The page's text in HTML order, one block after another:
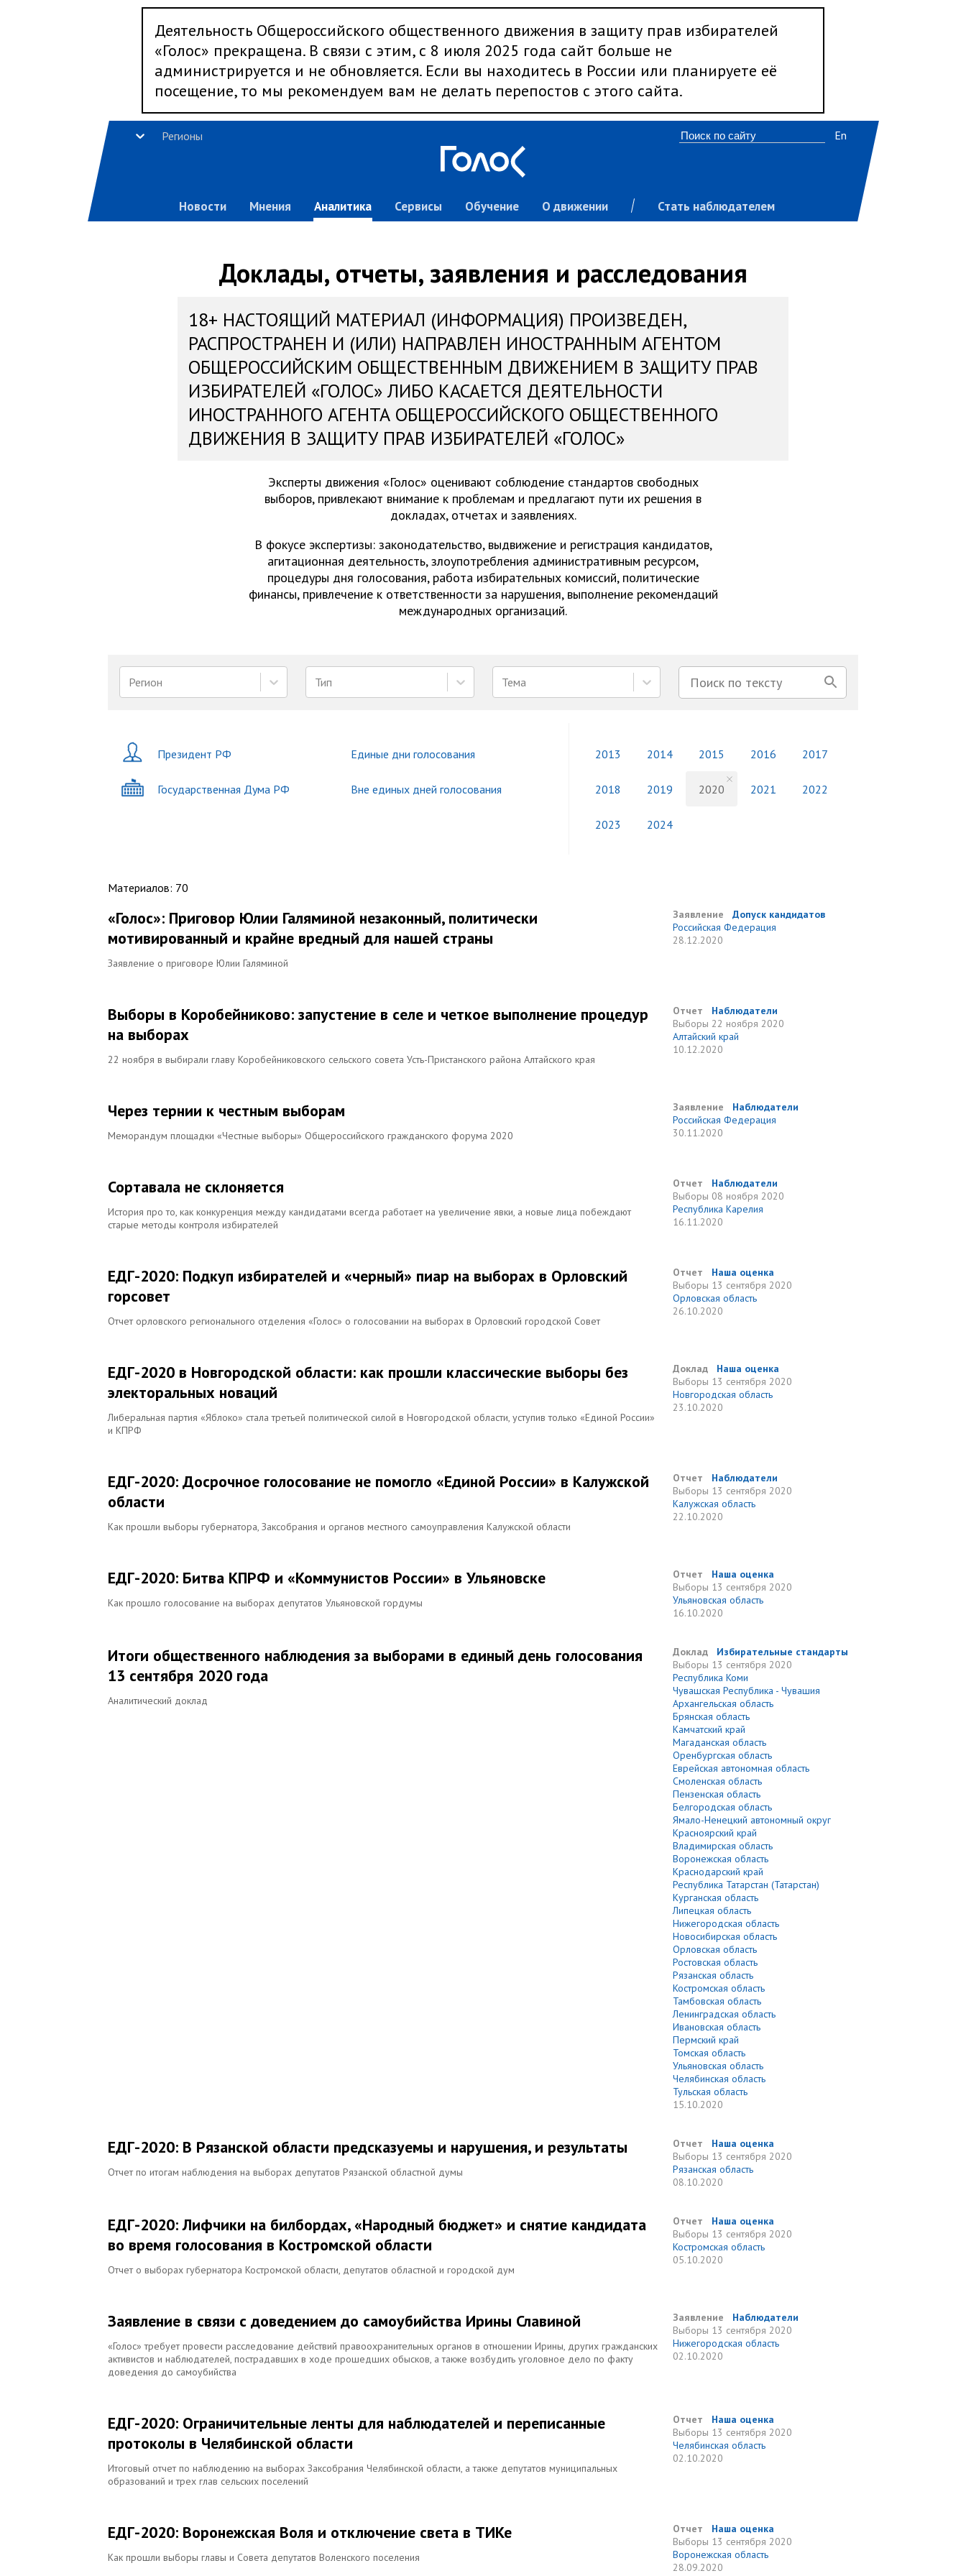
Деятельность Общероссийского общественного движения в защиту прав избирателей
«Голос» прекращена. В связи с этим, с 8 июля 2025 года сайт больше не
администрируется и не обновляется. Если вы находитесь в России или планируете её
посещение, то мы рекомендуем вам не делать перепостов с этого сайта.
Регионы
Новости Мнения Аналитика Сервисы Обучение О движении Стать наблюдателем
En
Доклады, отчеты, заявления и расследования
18+ НАСТОЯЩИЙ МАТЕРИАЛ (ИНФОРМАЦИЯ) ПРОИЗВЕДЕН,
РАСПРОСТРАНЕН И (ИЛИ) НАПРАВЛЕН ИНОСТРАННЫМ АГЕНТОМ
ОБЩЕРОССИЙСКИМ ОБЩЕСТВЕННЫМ ДВИЖЕНИЕМ В ЗАЩИТУ ПРАВ
ИЗБИРАТЕЛЕЙ «ГОЛОС» ЛИБО КАСАЕТСЯ ДЕЯТЕЛЬНОСТИ
ИНОСТРАННОГО АГЕНТА ОБЩЕРОССИЙСКОГО ОБЩЕСТВЕННОГО
ДВИЖЕНИЯ В ЗАЩИТУ ПРАВ ИЗБИРАТЕЛЕЙ «ГОЛОС»
Эксперты движения «Голос» оценивают соблюдение стандартов свободных
выборов, привлекают внимание к проблемам и предлагают пути их решения в
докладах, отчетах и заявлениях.
В фокусе экспертизы: законодательство, выдвижение и регистрация кандидатов,
агитационная деятельность, злоупотребления административным ресурсом,
процедуры дня голосования, работа избирательных комиссий, политические
финансы, привлечение к ответственности за нарушения, выполнение рекомендаций
международных организаций.
Регион Тип Тема
Президент РФ
Государственная Дума РФ
Единые дни голосования
Вне единых дней голосования
2013 2014 2015 2016 2017
2018 2019 2020 2021 2022
2023 2024
Материалов: 70
«Голос»: Приговор Юлии Галяминой незаконный, политически
мотивированный и крайне вредный для нашей страны
Заявление о приговоре Юлии Галяминой
Заявление
Допуск кандидатов
Российская Федерация
28.12.2020
Выборы в Коробейниково: запустение в селе и четкое выполнение процедур
на выборах
22 ноября в выбирали главу Коробейниковского сельского совета Усть-Пристанского района Алтайского края
Отчет
Наблюдатели
Выборы 22 ноября 2020
Алтайский край
10.12.2020
Через тернии к честным выборам
Меморандум площадки «Честные выборы» Общероссийского гражданского форума 2020
Заявление
Наблюдатели
Российская Федерация
30.11.2020
Сортавала не склоняется
История про то, как конкуренция между кандидатами всегда работает на увеличение явки, а новые лица побеждают
старые методы контроля избирателей
Отчет
Наблюдатели
Выборы 08 ноября 2020
Республика Карелия
16.11.2020
ЕДГ-2020: Подкуп избирателей и «черный» пиар на выборах в Орловский
горсовет
Отчет орловского регионального отделения «Голос» о голосовании на выборах в Орловский городской Совет
Отчет
Наша оценка
Выборы 13 сентября 2020
Орловская область
26.10.2020
ЕДГ-2020 в Новгородской области: как прошли классические выборы без
электоральных новаций
Либеральная партия «Яблоко» стала третьей политической силой в Новгородской области, уступив только «Единой России»
и КПРФ
Доклад
Наша оценка
Выборы 13 сентября 2020
Новгородская область
23.10.2020
ЕДГ-2020: Досрочное голосование не помогло «Единой России» в Калужской
области
Как прошли выборы губернатора, Заксобрания и органов местного самоуправления Калужской области
Отчет
Наблюдатели
Выборы 13 сентября 2020
Калужская область
22.10.2020
ЕДГ-2020: Битва КПРФ и «Коммунистов России» в Ульяновске
Как прошло голосование на выборах депутатов Ульяновской гордумы
Отчет
Наша оценка
Выборы 13 сентября 2020
Ульяновская область
16.10.2020
Итоги общественного наблюдения за выборами в единый день голосования
13 сентября 2020 года
Аналитический доклад
Доклад
Избирательные стандарты
Выборы 13 сентября 2020
Республика Коми
Чувашская Республика - Чувашия
Архангельская область
Брянская область
Камчатский край
Магаданская область
Оренбургская область
Еврейская автономная область
Смоленская область
Пензенская область
Белгородская область
Ямало-Ненецкий автономный округ
Красноярский край
Владимирская область
Воронежская область
Краснодарский край
Республика Татарстан (Татарстан)
Курганская область
Липецкая область
Нижегородская область
Новосибирская область
Орловская область
Ростовская область
Рязанская область
Костромская область
Тамбовская область
Ленинградская область
Ивановская область
Пермский край
Томская область
Ульяновская область
Челябинская область
Тульская область
15.10.2020
ЕДГ-2020: В Рязанской области предсказуемы и нарушения, и результаты
Отчет по итогам наблюдения на выборах депутатов Рязанской областной думы
Отчет
Наша оценка
Выборы 13 сентября 2020
Рязанская область
08.10.2020
ЕДГ-2020: Лифчики на билбордах, «Народный бюджет» и снятие кандидата
во время голосования в Костромской области
Отчет о выборах губернатора Костромской области, депутатов областной и городской дум
Отчет
Наша оценка
Выборы 13 сентября 2020
Костромская область
05.10.2020
Заявление в связи с доведением до самоубийства Ирины Славиной
«Голос» требует провести расследование действий правоохранительных органов в отношении Ирины, других гражданских
активистов и наблюдателей, пострадавших в ходе прошедших обысков, а также возбудить уголовное дело по факту
доведения до самоубийства
Заявление
Наблюдатели
Выборы 13 сентября 2020
Нижегородская область
02.10.2020
ЕДГ-2020: Ограничительные ленты для наблюдателей и переписанные
протоколы в Челябинской области
Итоговый отчет по наблюдению на выборах Заксобрания Челябинской области, а также депутатов муниципальных
образований и трех глав сельских поселений
Отчет
Наша оценка
Выборы 13 сентября 2020
Челябинская область
02.10.2020
ЕДГ-2020: Воронежская Воля и отключение света в ТИКе
Как прошли выборы главы и Совета депутатов Воленского поселения
Отчет
Наша оценка
Выборы 13 сентября 2020
Воронежская область
28.09.2020